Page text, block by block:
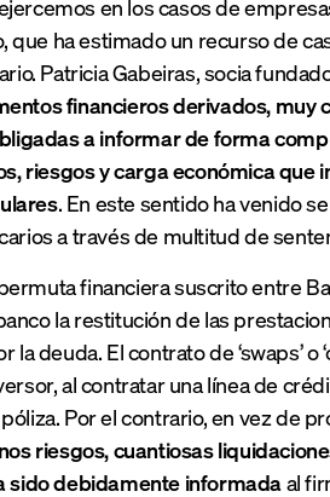
en los casos de
que ha estimado un recurso de
Patricia Gabeiras, socia
financieros derivados, muy
a informar de forma
riesgos y carga económica que
. En este sentido ha venido
a través de multitud de
financiera suscrito entre
la restitución de las
deuda. El contrato de ‘swaps’ o
al contratar una línea de
Por el contrario, en vez de
riesgos, cuantiosas
sido debidamente informada al